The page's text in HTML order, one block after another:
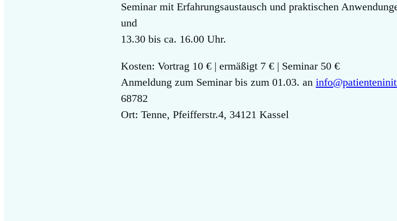
Seminar mit Erfahrungsaustausch und praktischen
und
13.30 bis ca. 16.00 Uhr.
Kosten: Vortrag 10 € | ermäßigt 7 € | Seminar 50 €
Anmeldung zum Seminar bis zum 01.03. an
68782
Ort: Tenne, Pfeifferstr.4, 34121 Kassel